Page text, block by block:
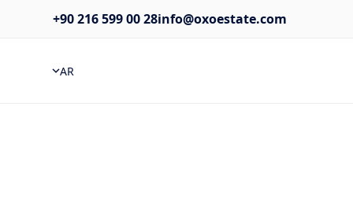
+90 216 599 00 28info@oxoestate.com
AR